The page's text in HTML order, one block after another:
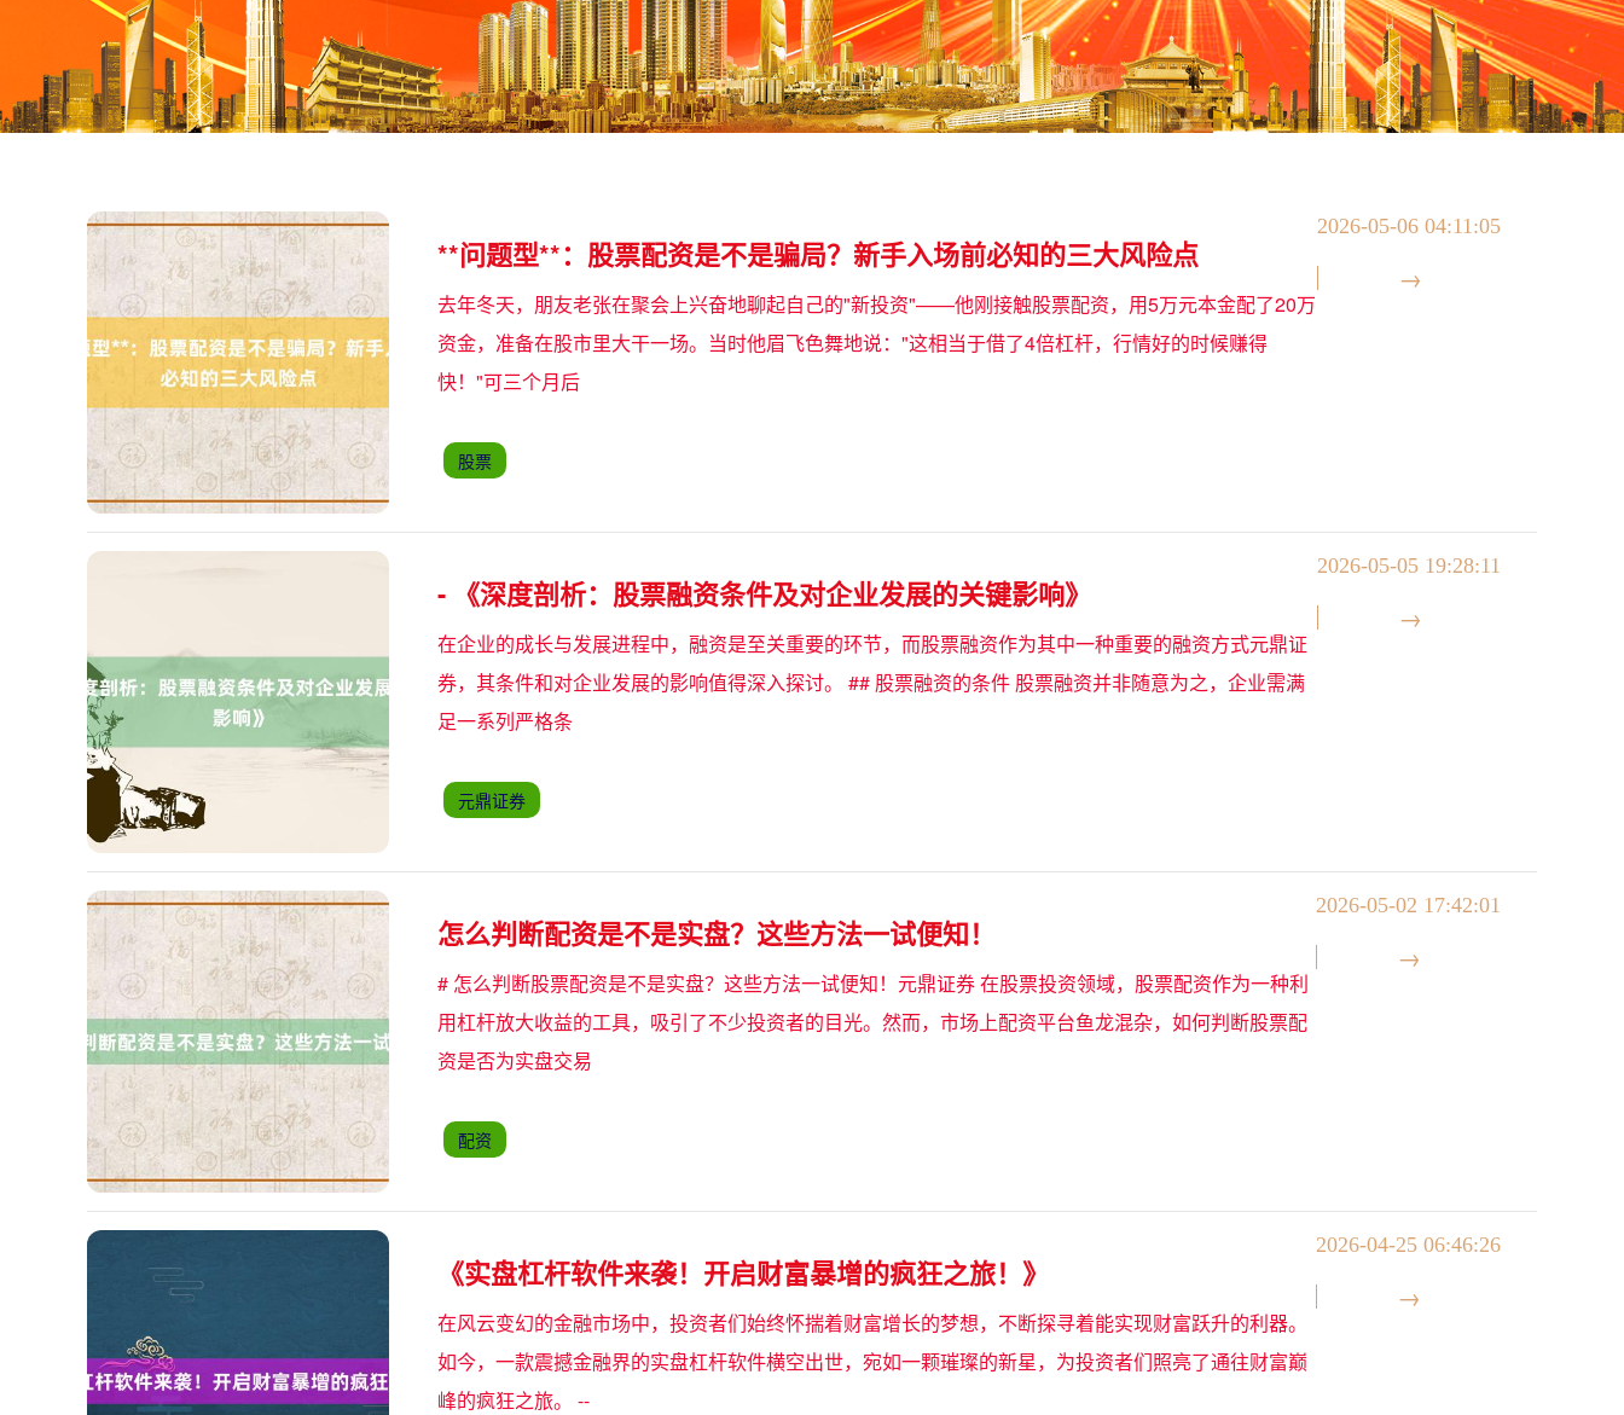
**问题型**：股票配资是不是骗局？新手入场前必知的三大风险点
2026-05-06 04:11:05
去年冬天，朋友老张在聚会上兴奋地聊起自己的"新投资"——他刚接触股票配资，用5万元本金配了20万
资金，准备在股市里大干一场。当时他眉飞色舞地说："这相当于借了4倍杠杆，行情好的时候赚得
快！"可三个月后
股票
- 《深度剖析：股票融资条件及对企业发展的关键影响》
2026-05-05 19:28:11
在企业的成长与发展进程中，融资是至关重要的环节，而股票融资作为其中一种重要的融资方式元鼎证
券，其条件和对企业发展的影响值得深入探讨。 ## 股票融资的条件 股票融资并非随意为之，企业需满
足一系列严格条
元鼎证券
怎么判断配资是不是实盘？这些方法一试便知！
2026-05-02 17:42:01
# 怎么判断股票配资是不是实盘？这些方法一试便知！元鼎证券 在股票投资领域，股票配资作为一种利
用杠杆放大收益的工具，吸引了不少投资者的目光。然而，市场上配资平台鱼龙混杂，如何判断股票配
资是否为实盘交易
配资
《实盘杠杆软件来袭！开启财富暴增的疯狂之旅！》
2026-04-25 06:46:26
在风云变幻的金融市场中，投资者们始终怀揣着财富增长的梦想，不断探寻着能实现财富跃升的利器。
如今，一款震撼金融界的实盘杠杆软件横空出世，宛如一颗璀璨的新星，为投资者们照亮了通往财富巅
峰的疯狂之旅。 --